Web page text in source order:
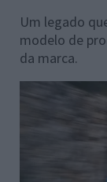
Um legado
modelo de
da marca.